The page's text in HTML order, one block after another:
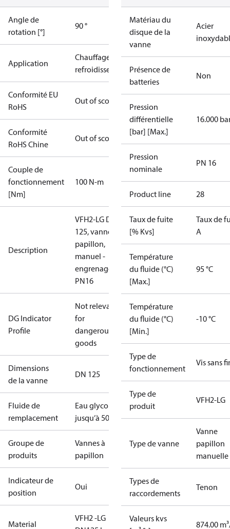
Angle de
rotation [°]
90 °
Application
Chauffage et
refroidissement
Conformité EU
RoHS
Out of scope
Conformité
RoHS Chine
Out of scope
Couple de
fonctionnement
[Nm]
100 N-m
Description
VFH2‑LG DN
125, vanne
papillon,
manuel -
engrenage,
PN16
DG Indicator
Profile
Not relevant
for
dangerous
goods
Dimensions
de la vanne
DN 125
Fluide de
remplacement
Eau glycolée
jusqu’à 50%
Groupe de
produits
Vannes à
papillon
Indicateur de
position
Oui
Material
VFH2 -LG
Matériau du
disque de la
vanne
Acier
Présence de
batteries
Non
Pression
différentielle
[bar] [Max.]
16.000
Pression
nominale
PN 16
Product line 28
Taux de fuite
[% Kvs]
Taux de
A
Température
du fluide (°C)
[Max.]
95 °C
Température
du fluide (°C)
[Min.]
-10 °C
Type de
fonctionnement
Vis sans
Type de
produit
VFH2-LG
Type de vanne
Vanne
papillon
manuelle
Types de
raccordements
Tenon
Valeurs kvs
874.00